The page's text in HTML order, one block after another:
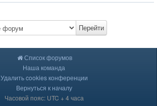
Перейти
Список форумов
Наша команда
Удалить cookies конференции
Вернуться к началу
Часовой пояс: UTC + 4 часа